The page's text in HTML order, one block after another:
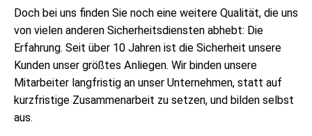
Doch bei uns finden Sie noch eine weitere Qualität, die uns
von vielen anderen Sicherheitsdiensten abhebt: Die
Erfahrung. Seit über 10 Jahren ist die Sicherheit unsere
Kunden unser größtes Anliegen. Wir binden unsere
Mitarbeiter langfristig an unser Unternehmen, statt auf
kurzfristige Zusammenarbeit zu setzen, und bilden selbst
aus.